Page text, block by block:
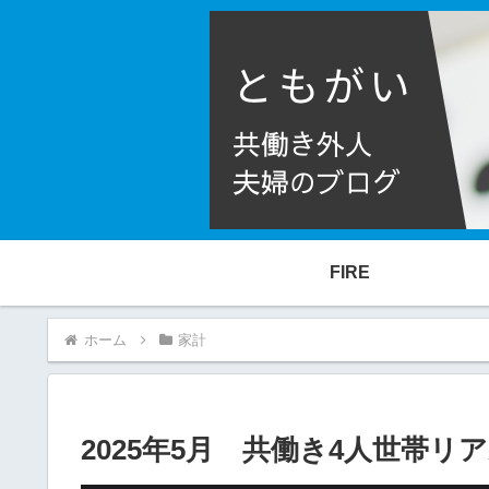
FIRE
ホーム 家計
2025年5月 共働き4人世帯リ